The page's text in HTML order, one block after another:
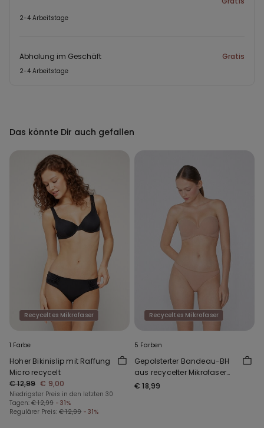
2-4 Arbeitstage
Abholung im Geschäft Gratis
2-4 Arbeitstage
Das könnte Dir auch gefallen
Recyceltes Mikrofaser
1 Farbe
Hoher Bikinislip mit Raffung
Micro recycelt
€ 12,99 € 9,00
Niedrigster Preis in den letzten 30
Tagen: € 12,99 -31%
Regulärer Preis: € 12,99 -31%
Recyceltes Mikrofaser
5 Farben
Gepolsterter Bandeau-BH
aus recycelter Mikrofaser
mit Ausschnitt
€ 18,99